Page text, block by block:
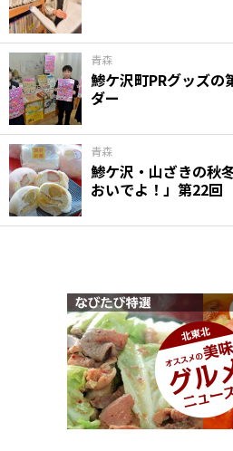
青森
鯵ケ沢町PRグッズ
ダー
青森
鯵ケ沢・山ざきの秋
おいでよ！」第22回